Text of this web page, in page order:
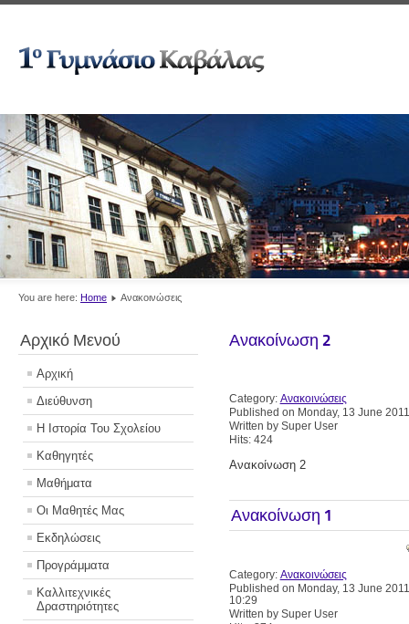
You are here: Home Ανακοινώσεις
Αρχικό Μενού
Αρχική
Διεύθυνση
Η Ιστορία Του Σχολείου
Καθηγητές
Μαθήματα
Οι Μαθητές Μας
Εκδηλώσεις
Προγράμματα
Καλλιτεχνικές
Δραστηριότητες
Ανακοίνωση 2
Category: Ανακοινώσεις
Published on Monday, 13 June
Written by Super User
Hits: 424
Ανακοίνωση 2
Ανακοίνωση 1
Category: Ανακοινώσεις
Published on Monday, 13 June 2011
10:29
Written by Super User